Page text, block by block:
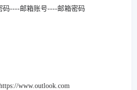
码----邮箱账号----邮箱密码
www.outlook.com